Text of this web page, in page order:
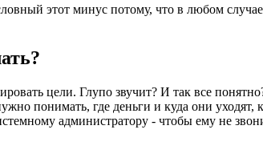
этот минус потому, что в любом
цели. Глупо звучит? И так все
понимать, где деньги и куда они
администратору - чтобы ему не